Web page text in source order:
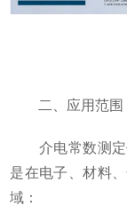
二、应用范围
介电常数测定
是在电子、材料
域：